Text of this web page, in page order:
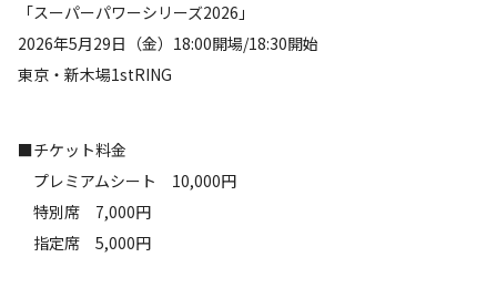
「スーパーパワーシリーズ2026」
2026年5月29日（金）18:00開場/18:30開始
東京・新木場1stRING
■チケット料金
プレミアムシート 10,000円
特別席 7,000円
指定席 5,000円